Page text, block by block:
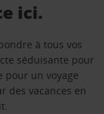
ici.
à tous vos
séduisante pour
pour un voyage
des vacances en